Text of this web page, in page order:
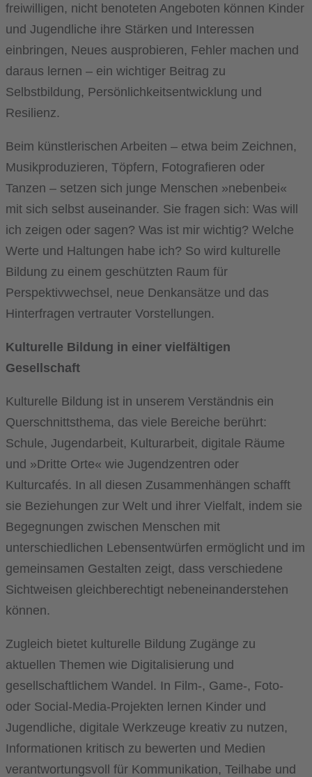
freiwilligen, nicht benoteten Angeboten können Kinder
und Jugendliche ihre Stärken und Interessen
einbringen, Neues ausprobieren, Fehler machen und
daraus lernen – ein wichtiger Beitrag zu
Selbstbildung, Persönlichkeitsentwicklung und
Resilienz.
Beim künstlerischen Arbeiten – etwa beim Zeichnen,
Musikproduzieren, Töpfern, Fotografieren oder
Tanzen – setzen sich junge Menschen »nebenbei«
mit sich selbst auseinander. Sie fragen sich: Was will
ich zeigen oder sagen? Was ist mir wichtig? Welche
Werte und Haltungen habe ich? So wird kulturelle
Bildung zu einem geschützten Raum für
Perspektivwechsel, neue Denkansätze und das
Hinterfragen vertrauter Vorstellungen.
Kulturelle Bildung in einer vielfältigen
Gesellschaft
Kulturelle Bildung ist in unserem Verständnis ein
Querschnittsthema, das viele Bereiche berührt:
Schule, Jugendarbeit, Kulturarbeit, digitale Räume
und »Dritte Orte« wie Jugendzentren oder
Kulturcafés. In all diesen Zusammenhängen schafft
sie Beziehungen zur Welt und ihrer Vielfalt, indem sie
Begegnungen zwischen Menschen mit
unterschiedlichen Lebensentwürfen ermöglicht und im
gemeinsamen Gestalten zeigt, dass verschiedene
Sichtweisen gleichberechtigt nebeneinanderstehen
können.
Zugleich bietet kulturelle Bildung Zugänge zu
aktuellen Themen wie Digitalisierung und
gesellschaftlichem Wandel. In Film-, Game-, Foto-
oder Social-Media-Projekten lernen Kinder und
Jugendliche, digitale Werkzeuge kreativ zu nutzen,
Informationen kritisch zu bewerten und Medien
verantwortungsvoll für Kommunikation, Teilhabe und